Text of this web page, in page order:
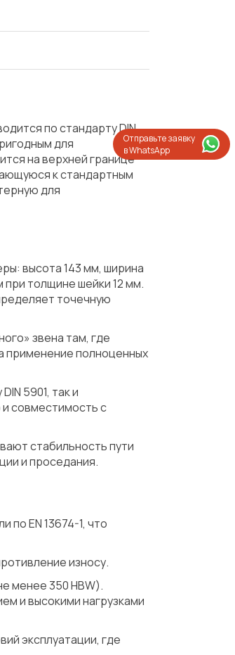
Отправьте заявку
в WhatsApp
по стандарту DIN
для
на верхней границе
к стандартным
для
высота 143 мм, ширина
толщине шейки 12 мм.
точечную
звена там, где
применение полноценных
5901, так и
и совместимость с
стабильность пути
и проседания.
по EN 13674-1, что
износу.
менее 350 HBW).
и высокими нагрузками
эксплуатации, где